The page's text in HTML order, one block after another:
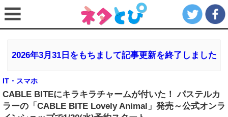
2026年3月31日をもちまして記事更新を終了しました
IT・スマホ
CABLE BITEにキラキラチャームが付いた！ パステルカ
ラーの「CABLE BITE Lovely Animal」発売～公式オンラ